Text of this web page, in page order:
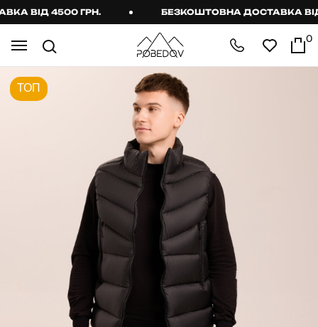
ВІД 4500 ГРН. БЕЗКОШТОВНА ДОСТАВКА ВІД
0
ТОП